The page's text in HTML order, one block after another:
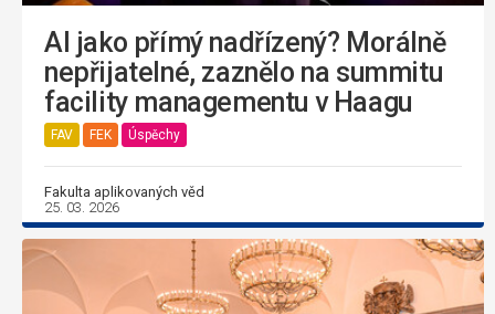
AI jako přímý nadřízený? Morálně
nepřijatelné, zaznělo na summitu
facility managementu v Haagu
FAV FEK Úspěchy
Fakulta aplikovaných věd
25. 03. 2026